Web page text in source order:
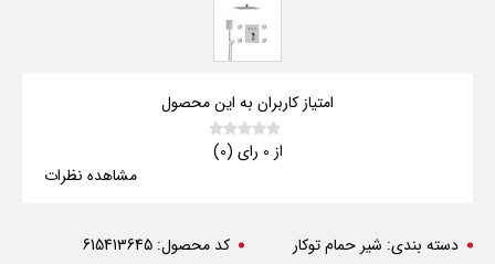
امتیاز کاربران به این محصول
از 0 رای (0)
مشاهده نظرات
دسته بندی: شیر حمام توکار کد محصول: 615413645